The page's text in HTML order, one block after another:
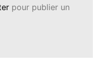
pour publier un